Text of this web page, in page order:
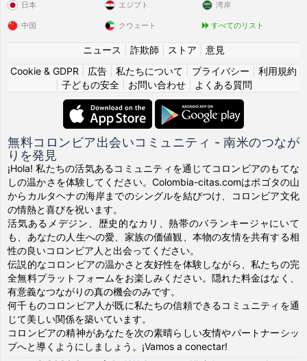
日本
中国
エジプト
クウェート
湾岸
すべてのリスト
ニュース 詐欺師 ストア
意見
Cookie & GDPR
広告 私たちについて プライバシー
利用規約
子どもの安全| お問い合わせ| よくある質問
無料コロンビア出会いコミュニティ - 南米のつなが
りを発見
¡Hola! 私たちの活気あるコミュニティを通じてコロンビアのもてな
しの温かさを体験してください。Colombia-citas.comはボゴタの山
からカルタヘナの海岸までのシングルを結びつけ、コロンビア文化
の情熱と喜びを祝います。
活気あるメデジン、歴史的なカリ、熱帯のバランキージャにいて
も、あなたの人生への愛、家族の価値観、本物の友情を共有する相
性の良いコロンビア人と出会ってください。
伝説的なコロンビアの温かさと友好性を体験しながら、私たちの完
全無料プラットフォームをお楽しみください。隠れた料金はなく、
有意義なつながりの真の機会のみです。
何千ものコロンビア人が既に私たちの信頼できるコミュニティを通
じて美しい関係を築いています。
コロンビアの精神があなたを次の素晴らしい友情やパートナーシッ
プへと導くようにしましょう。¡Vamos a conectar!